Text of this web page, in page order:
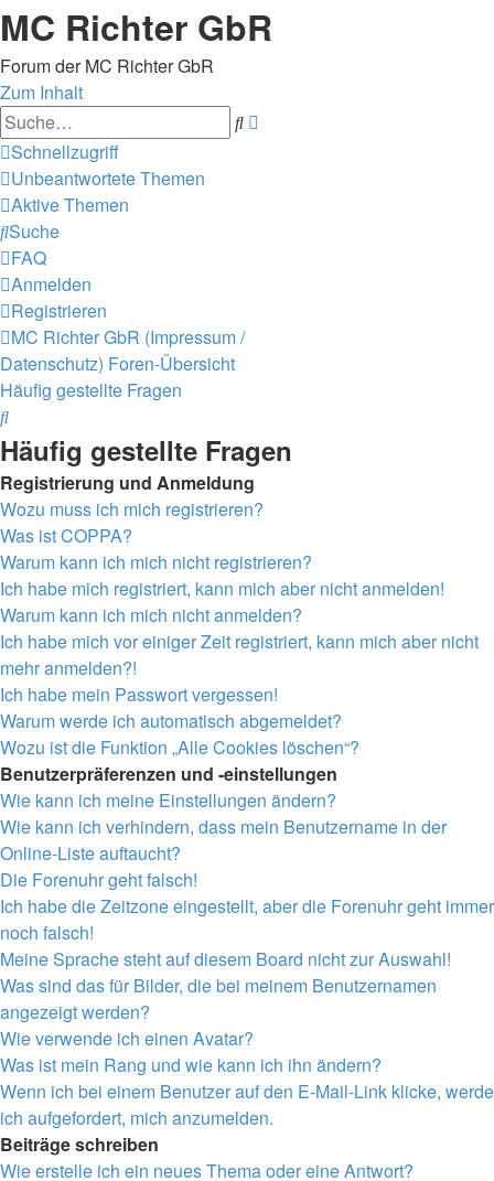
MC Richter GbR
Forum der MC Richter GbR
Zum Inhalt
Suche
Schnellzugriff
Unbeantwortete Themen
Aktive Themen
Suche
FAQ
Anmelden
Registrieren
MC Richter GbR (Impressum /
Datenschutz) Foren-Übersicht
Häufig gestellte Fragen
Suche
Häufig gestellte Fragen
Registrierung und Anmeldung
Wozu muss ich mich registrieren?
Was ist COPPA?
Warum kann ich mich nicht registrieren?
Ich habe mich registriert, kann mich aber nicht anmelden!
Warum kann ich mich nicht anmelden?
Ich habe mich vor einiger Zeit registriert, kann mich aber nicht
mehr anmelden?!
Ich habe mein Passwort vergessen!
Warum werde ich automatisch abgemeldet?
Wozu ist die Funktion „Alle Cookies löschen“?
Benutzerpräferenzen und -einstellungen
Wie kann ich meine Einstellungen ändern?
Wie kann ich verhindern, dass mein Benutzername in der
Online-Liste auftaucht?
Die Forenuhr geht falsch!
Ich habe die Zeitzone eingestellt, aber die Forenuhr geht immer
noch falsch!
Meine Sprache steht auf diesem Board nicht zur Auswahl!
Was sind das für Bilder, die bei meinem Benutzernamen
angezeigt werden?
Wie verwende ich einen Avatar?
Was ist mein Rang und wie kann ich ihn ändern?
Wenn ich bei einem Benutzer auf den E-Mail-Link klicke, werde
ich aufgefordert, mich anzumelden.
Beiträge schreiben
Wie erstelle ich ein neues Thema oder eine Antwort?